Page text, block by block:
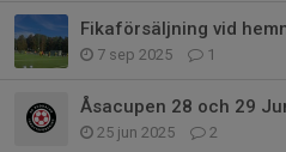
7 sep 2025 1
Åsacupen 28 och 29
25 jun 2025 2